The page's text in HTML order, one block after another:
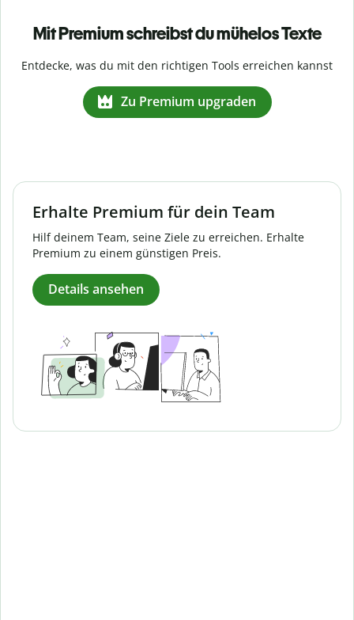
Mit Premium schreibst du mühelos Texte
Entdecke, was du mit den richtigen Tools erreichen kannst
Zu Premium upgraden
Erhalte Premium für dein Team
Hilf deinem Team, seine Ziele zu erreichen. Erhalte
Premium zu einem günstigen Preis.
Details ansehen